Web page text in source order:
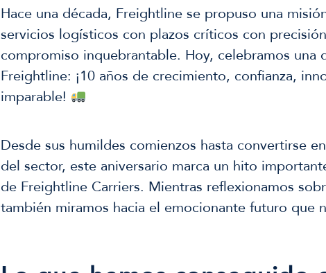
Hace una década, Freightline se propuso una
servicios logísticos con plazos críticos con
compromiso inquebrantable. Hoy, celebramos una
Freightline: ¡10 años de crecimiento, confianza,
imparable!
Desde sus humildes comienzos hasta convertirse
del sector, este aniversario marca un hito
de Freightline Carriers. Mientras reflexionamos
también miramos hacia el emocionante futuro que